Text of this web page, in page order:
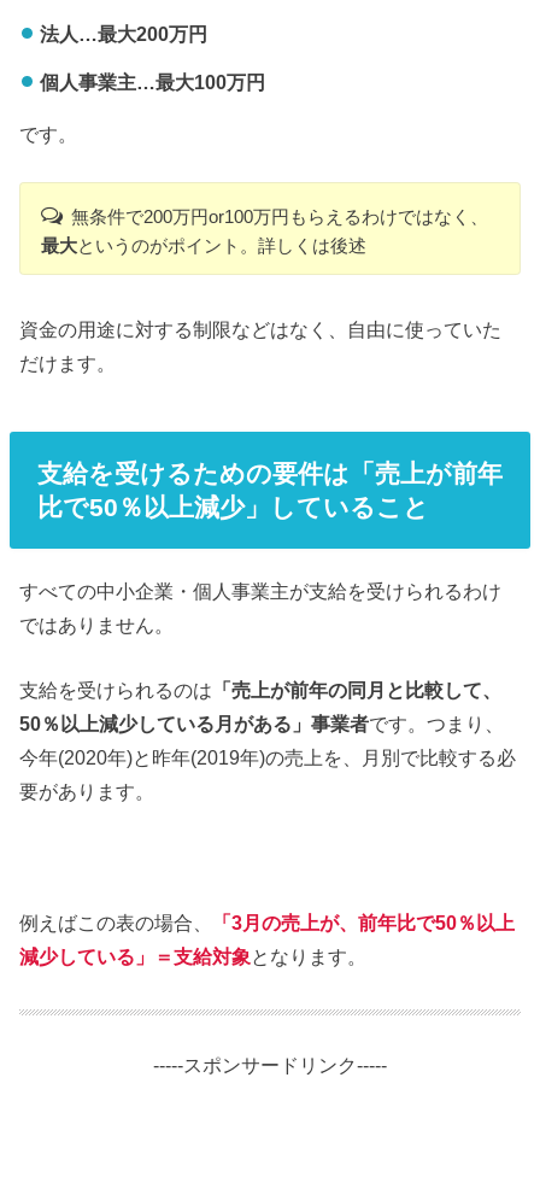
法人…最大200万円
個人事業主…最大100万円
です。
無条件で200万円or100万円もらえるわけではなく、
最大というのがポイント。詳しくは後述
資金の用途に対する制限などはなく、自由に使っていた
だけます。
支給を受けるための要件は「売上が前年
比で50％以上減少」していること
すべての中小企業・個人事業主が支給を受けられるわけ
ではありません。
支給を受けられるのは 「売上が前年の同月と比較して、
50％以上減少している月がある」事業者です。つまり、
今年(2020年)と昨年(2019年)の売上を、月別で比較する必
要があります。
例えばこの表の場合、 「3月の売上が、前年比で50％以上
減少している」＝支給対象となります。
-----スポンサードリンク-----